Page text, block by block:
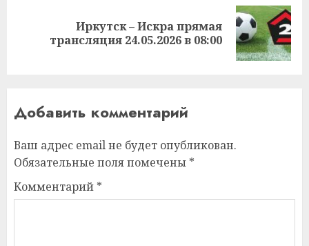
Следующая
запись:
Иркутск – Искра прямая
трансляция 24.05.2026 в 08:00
Добавить комментарий
Ваш адрес email не будет опубликован.
Обязательные поля помечены *
Комментарий *